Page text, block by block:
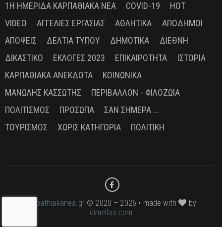
1Η ΗΜΕΡΊΔΑ ΚΑΡΠΑΘΙΑΚΆ ΝΈΑ COVID-19
HOT
VIDEO
ΑΓΓΕΛΊΕΣ ΕΡΓΑΣΊΑΣ ΑΘΛΗΤΙΚΆ
ΑΠΌΔΗΜΟΙ
ΑΠΌΨΕΙΣ
ΔΕΛΤΊΑ ΤΎΠΟΥ ΔΗΜΟΤΙΚΆ
ΔΙΕΘΝΉ
ΔΙΚΑΣΤΙΚΌ
ΕΚΛΟΓΈΣ 2023 ΕΠΙΚΑΙΡΌΤΗΤΑ
ΙΣΤΟΡΊΑ
ΚΑΡΠΑΘΙΑΚΆ ΑΝΈΚΔΟΤΑ
ΚΟΙΝΩΝΙΚΆ
ΜΑΝΏΛΗΣ ΚΑΣΣΏΤΗΣ
ΠΕΡΙΒΆΛΛΟΝ - ΦΙΛΟΖΩΊΑ
ΠΟΛΙΤΙΣΜΌΣ
ΠΡΌΣΩΠΑ
ΣΑΝ ΣΉΜΕΡΑ ...
ΤΟΥΡΙΣΜΌΣ
ΧΩΡΊΣ ΚΑΤΗΓΟΡΊΑ ΠΟΛΙΤΙΚΉ
karpathiakanea.gr© 2020 – 2026 • made with
by
dimellas.com